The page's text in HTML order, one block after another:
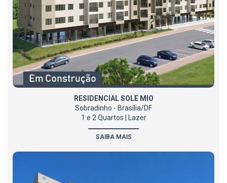
RESIDENCIAL SOLE MIO
Sobradinho - Brasília/DF
1 e 2 Quartos | Lazer
SAIBA MAIS